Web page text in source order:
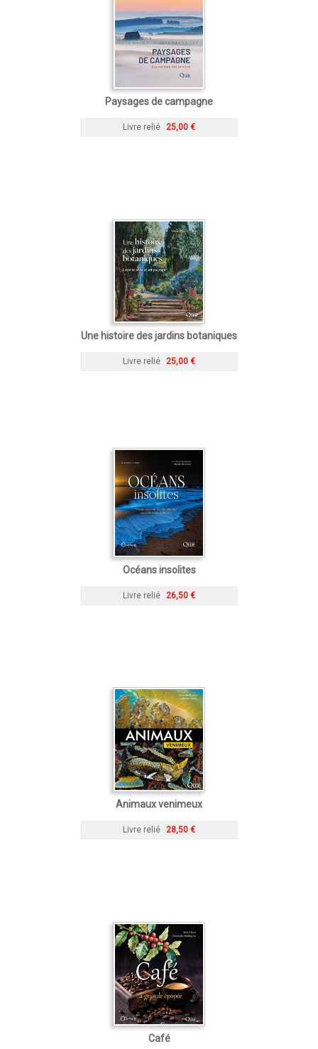
Paysages de campagne
Livre relié 25,00 €
Une histoire des jardins botaniques
Livre relié 25,00 €
Océans insolites
Livre relié 26,50 €
Animaux venimeux
Livre relié 28,50 €
Café